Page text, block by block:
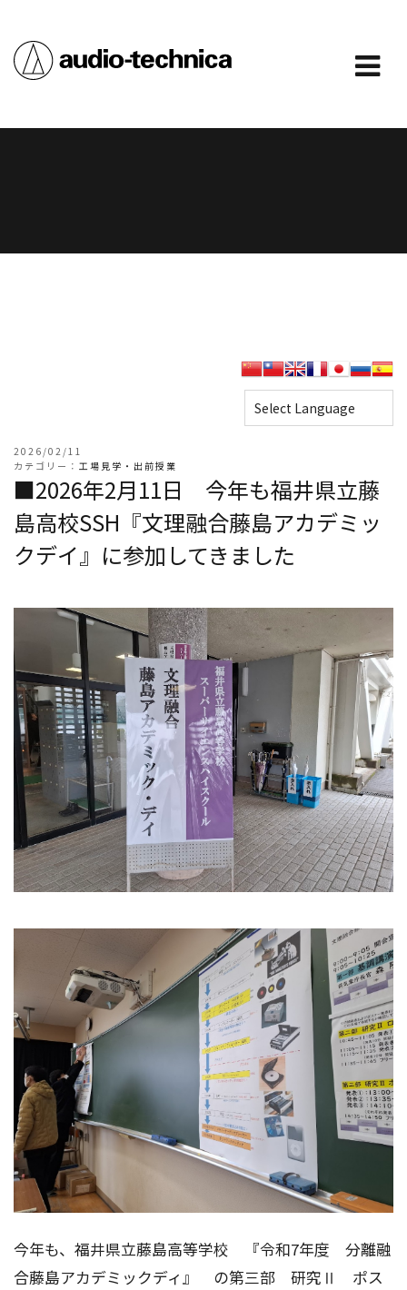
2026/02/11
カテゴリー： 工場見学・出前授業
■2026年2月11日 今年も福井県立藤
島高校SSH『文理融合藤島アカデミッ
クデイ』に参加してきました
今年も、福井県立藤島高等学校 『令和7年度 分離融
合藤島アカデミックディ』 の第三部 研究Ⅱ ポス